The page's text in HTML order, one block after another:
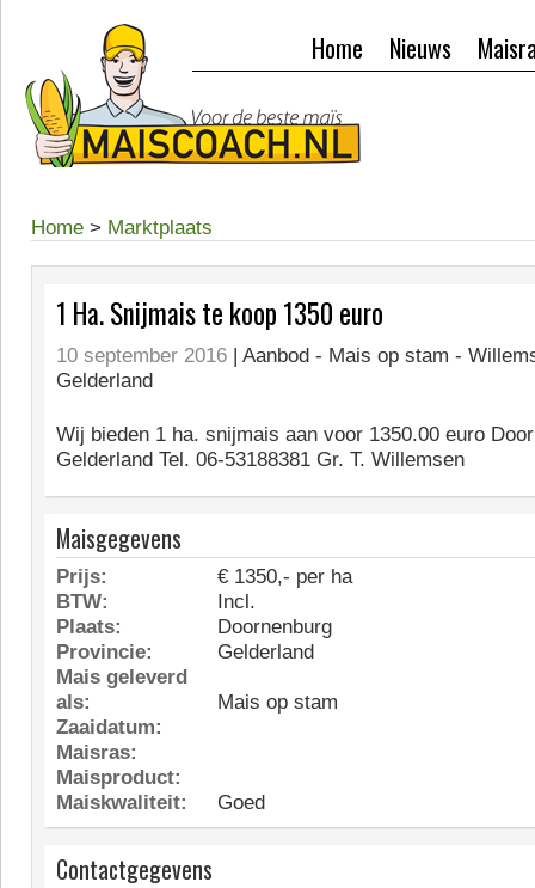
Nieuws
Home
Home > Marktplaats
1 Ha. Snijmais te koop 1350 euro
10 september 2016 | Aanbod - Mais op stam -
Gelderland
Wij bieden 1 ha. snijmais aan voor 1350.00 euro
Gelderland Tel. 06-53188381 Gr. T. Willemsen
Maisgegevens
Prijs:
€ 1350,- per ha
BTW:
Incl.
Plaats:
Doornenburg
Provincie:
Gelderland
Mais geleverd
als:
Mais op stam
Zaaidatum:
Maisras:
Maisproduct:
Maiskwaliteit:
Goed
Contactgegevens